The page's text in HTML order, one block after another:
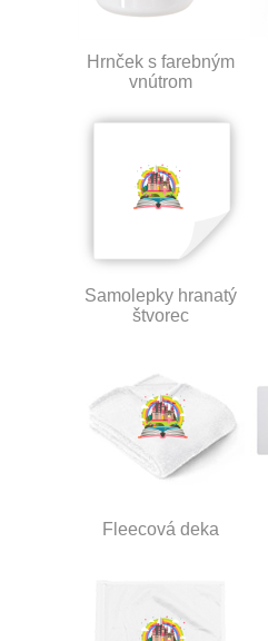
Hrnček s farebným
vnútrom
Samolepky hranatý
štvorec
Fleecová deka